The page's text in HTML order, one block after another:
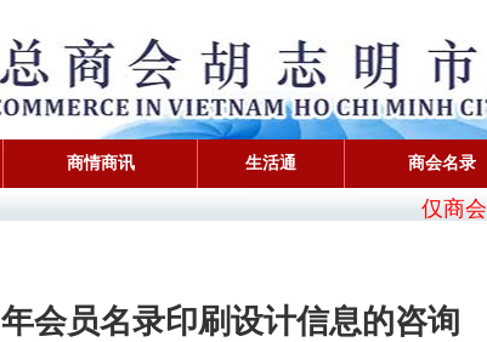
商情商讯 生活通 商会名录
仅商
年会员名录印刷设计信息的咨询